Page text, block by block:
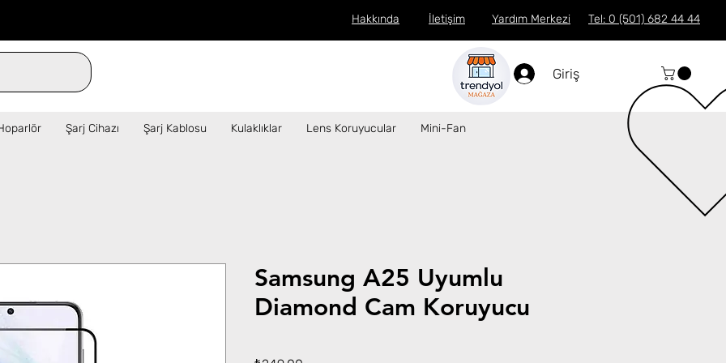
Hakkında İletişim Yardım Merkezi Tel: 0 (501) 682 44 44
Giriş
Şarj Cihazı Şarj Kablosu Kulaklıklar Lens Koruyucular Mini-Fan
Samsung A25 Uyumlu
Diamond Cam Koruyucu